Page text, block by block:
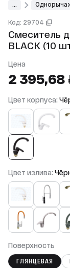
Код: 29704
Смеситель
BLACK (10
Цена
2 395,68
Цвет корпуса:
Цвет излива:
Поверхность
ГЛЯНЦЕВАЯ